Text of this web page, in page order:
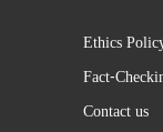
Ethics
Fact-
Contact us